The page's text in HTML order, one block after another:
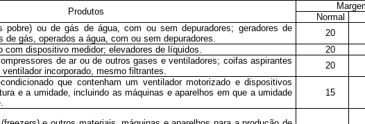
Produtos
Normal
pobre) ou de gás de água, com ou sem depuradores; geradores de
de gás, operados a água, com ou sem depuradores.
20
com dispositivo medidor; elevadores de líquidos. 20
de ar ou de outros gases e ventiladores; coifas aspirantes
incorporado, mesmo filtrantes.
20
que contenham um ventilador motorizado e dispositivos
e a umidade, incluindo as máquinas e aparelhos em que a umidade
15